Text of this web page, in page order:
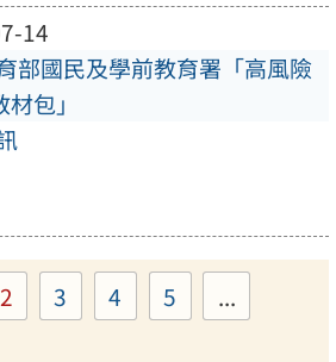
14
部國民及學前教育署「高風險
包」
Page
2 Page
3 Page
4 Page
5
...